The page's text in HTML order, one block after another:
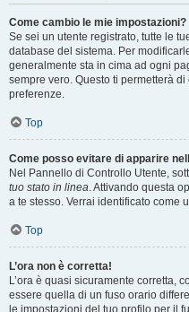
Come cambio le mie impostazioni?
Se sei un utente registrato, tutte le
database del sistema. Per
generalmente sta in cima ad ogni
sempre vero. Questo ti permetterà
preferenze.
Top
Come posso evitare di apparire
Nel Pannello di Controllo Utente,
tuo stato in linea. Attivando questa
a te stesso. Verrai identificato come
Top
L’ora non è corretta!
L’ora è quasi sicuramente corretta,
essere quella di un fuso orario
le impostazioni del tuo profilo per il